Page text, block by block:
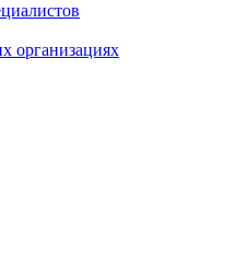
организациях